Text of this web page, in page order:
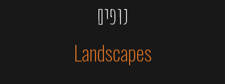
נופים
Landscapes